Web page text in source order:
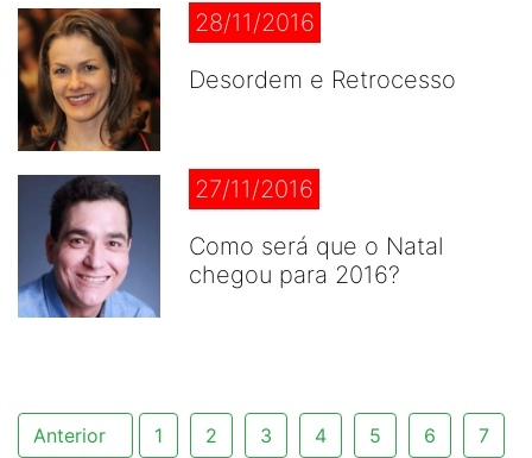
28/11/2016
Desordem e Retrocesso
27/11/2016
Como será que o Natal
chegou para 2016?
Anterior 1 2 3 4 5 6 7